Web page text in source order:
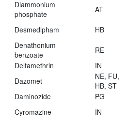
Diammonium
phosphate
AT
Desmedipham HB
Denathonium
benzoate
RE
Deltamethrin
IN
Dazomet
NE, FU,
HB, ST
Daminozide
PG
Cyromazine
IN